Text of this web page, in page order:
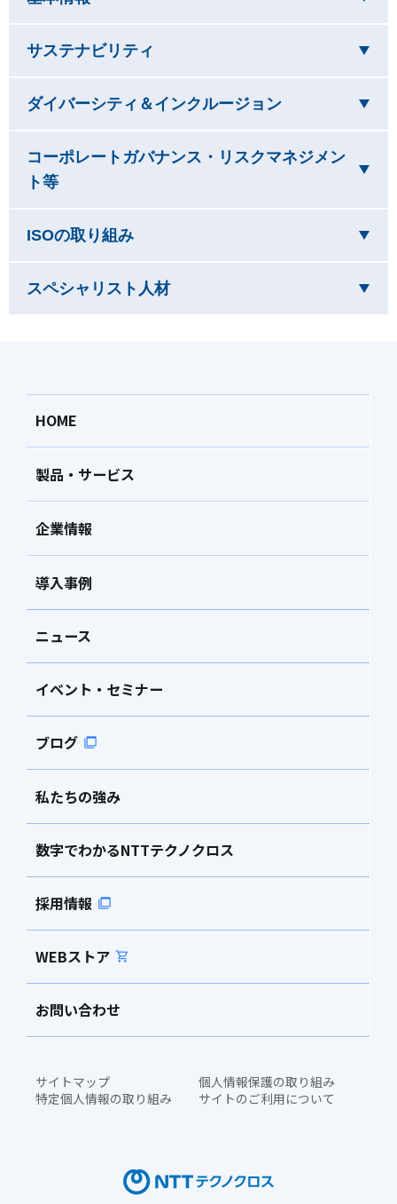
サステナビリティ
ダイバーシティ＆インクルージョンを閉じています
コーポレートガバナンス・リスクマネジメン
ト等を閉じています
ISOの取り組みを閉じています
スペシャリスト人材を閉じています
HOME
製品・サービス
企業情報
導入事例
ニュース
イベント・セミナー
ブログ
私たちの強み
数字でわかるNTTテクノクロス
採用情報
WEBストア
お問い合わせ
サイトマップ
個人情報保護の取り組み
特定個人情報の取り組み
サイトのご利用について